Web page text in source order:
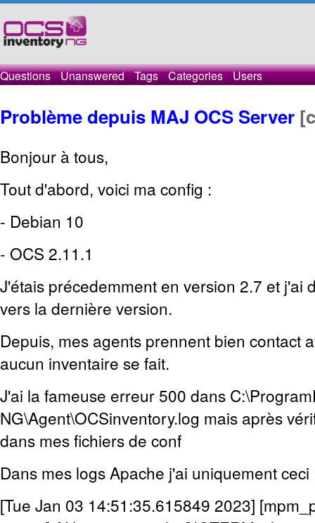
Questions Unanswered Tags Categories Users
Problème depuis MAJ OCS Server
Bonjour à tous,
Tout d'abord, voici ma config :
- Debian 10
- OCS 2.11.1
J'étais précedemment en version 2.7 et j'ai
vers la dernière version.
Depuis, mes agents prennent bien contact
aucun inventaire se fait.
J'ai la fameuse erreur 500 dans
NG\Agent\OCSinventory.log mais après
dans mes fichiers de conf
Dans mes logs Apache j'ai uniquement
[Tue Jan 03 14:51:35.615849 2023]